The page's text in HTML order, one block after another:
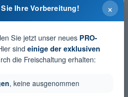
×
Ihre Vorbereitung!
Sie jetzt unser neues PRO-
sind einige der exklusiven
die Freischaltung erhalten:
, keine ausgenommen